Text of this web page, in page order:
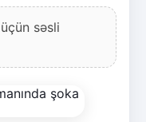
səsli